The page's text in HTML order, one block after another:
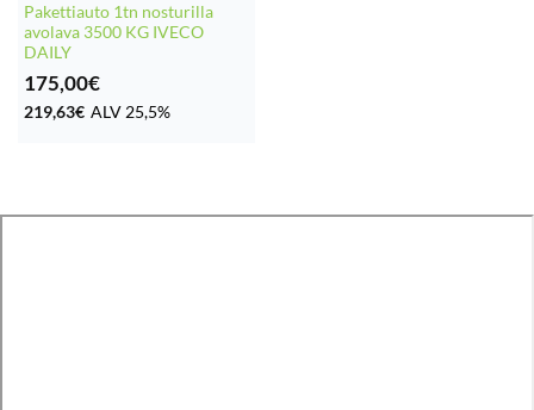
Pakettiauto 1tn nosturilla
avolava 3500 KG IVECO
DAILY
175,00€
219,63€ ALV 25,5%